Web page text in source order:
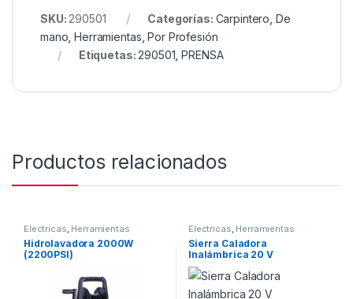
SKU: 290501 Categorías: Carpintero De
mano ,Herramientas ,Por Profesión
Etiquetas:290501 ,PRENSA
Productos relacionados
Electricas, Herramientas
Hidrolavadora 2000W
(2200PSI)
Electricas, Herramientas
Sierra Caladora
Inalámbrica 20 V